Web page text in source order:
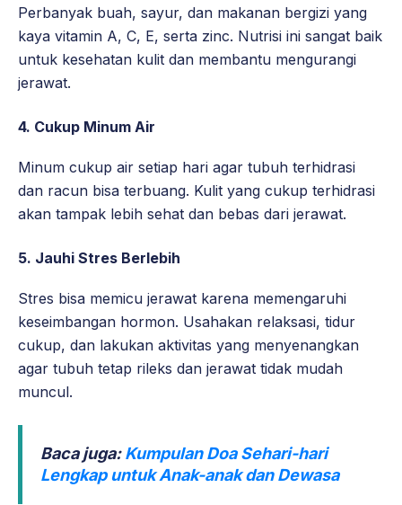
Perbanyak buah, sayur, dan makanan bergizi yang
kaya vitamin A, C, E, serta zinc. Nutrisi ini sangat baik
untuk kesehatan kulit dan membantu mengurangi
jerawat.
4. Cukup Minum Air
Minum cukup air setiap hari agar tubuh terhidrasi
dan racun bisa terbuang. Kulit yang cukup terhidrasi
akan tampak lebih sehat dan bebas dari jerawat.
5. Jauhi Stres Berlebih
Stres bisa memicu jerawat karena memengaruhi
keseimbangan hormon. Usahakan relaksasi, tidur
cukup, dan lakukan aktivitas yang menyenangkan
agar tubuh tetap rileks dan jerawat tidak mudah
muncul.
Baca juga:Kumpulan Doa Sehari-hari
Lengkap untuk Anak-anak dan Dewasa